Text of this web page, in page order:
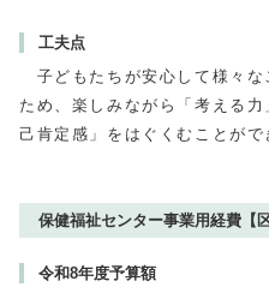
工夫点
子どもたちが安心して様々な
ため、楽しみながら「考える
己肯定感」をはぐくむことがで
保健福祉センター事業用経費【区
令和8年度予算額